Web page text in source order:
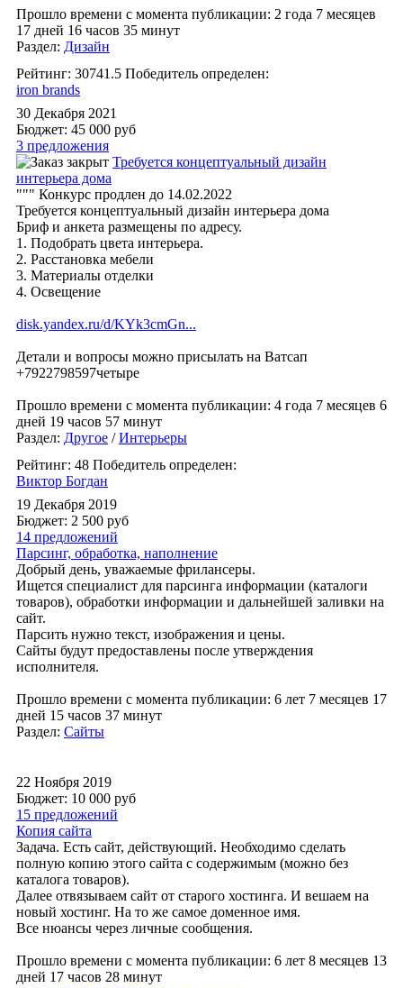
Прошло времени с момента публикации: 2 года 7 месяцев
17 дней 16 часов 35 минут
Раздел: Дизайн
Рейтинг: 30741.5 Победитель определен:
iron brands
30 Декабря 2021
Бюджет: 45 000 руб
3 предложения
Требуется концептуальный дизайн
интерьера дома
""" Конкурс продлен до 14.02.2022
Требуется концептуальный дизайн интерьера дома
Бриф и анкета размещены по адресу.
1. Подобрать цвета интерьера.
2. Расстановка мебели
3. Материалы отделки
4. Освещение
disk.yandex.ru/d/KYk3cmGn...
Детали и вопросы можно присылать на Ватсап
+7922798597четыре
Прошло времени с момента публикации: 4 года 7 месяцев 6
дней 19 часов 57 минут
Раздел: Другое /Интерьеры
Рейтинг: 48 Победитель определен:
Виктор Богдан
19 Декабря 2019
Бюджет: 2 500 руб
14 предложений
Парсинг, обработка, наполнение
Добрый день, уважаемые фрилансеры.
Ищется специалист для парсинга информации (каталоги
товаров), обработки информации и дальнейшей заливки на
сайт.
Парсить нужно текст, изображения и цены.
Сайты будут предоставлены после утверждения
исполнителя.
Прошло времени с момента публикации: 6 лет 7 месяцев 17
дней 15 часов 37 минут
Раздел: Сайты
22 Ноября 2019
Бюджет: 10 000 руб
15 предложений
Копия сайта
Задача. Есть сайт, действующий. Необходимо сделать
полную копию этого сайта с содержимым (можно без
каталога товаров).
Далее отвязываем сайт от старого хостинга. И вешаем на
новый хостинг. На то же самое доменное имя.
Все нюансы через личные сообщения.
Прошло времени с момента публикации: 6 лет 8 месяцев 13
дней 17 часов 28 минут